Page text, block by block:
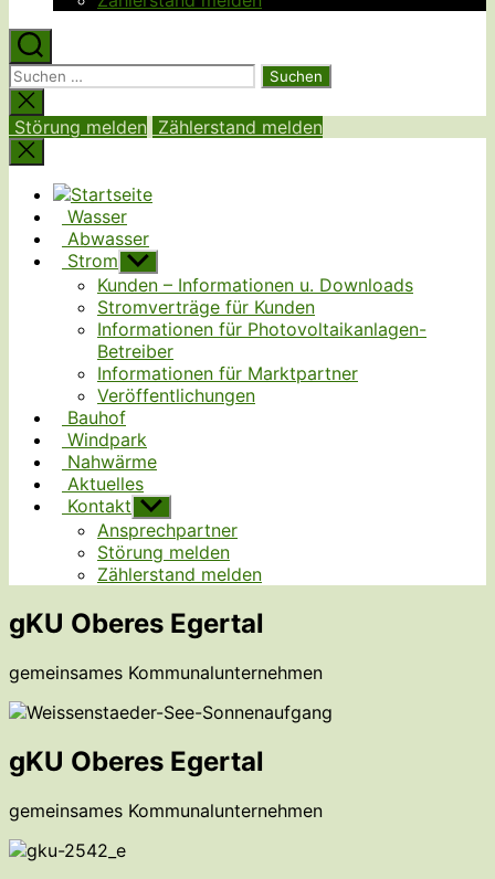
Suchen
nach:
Suche
schließen
Störung melden Zählerstand melden
Wasser
Abwasser
Strom Untermenü
anzeigen
Kunden – Informationen u. Downloads
Stromverträge für Kunden
Informationen für Photovoltaikanlagen-
Betreiber
Informationen für Marktpartner
Veröffentlichungen
Bauhof
Windpark
Nahwärme
Aktuelles
Kontakt Untermenü
anzeigen
Ansprechpartner
Störung melden
Zählerstand melden
gKU Oberes Egertal
gemein­sames Kommunalunternehmen
gKU Oberes Egertal
gemein­sames Kommunalunternehmen